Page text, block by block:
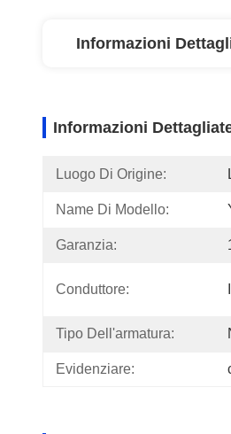
Informazioni
Informazioni
Luogo Di Origine:
Name Di Modello:
Garanzia:
Conduttore:
Tipo Dell'armatura:
Evidenziare: